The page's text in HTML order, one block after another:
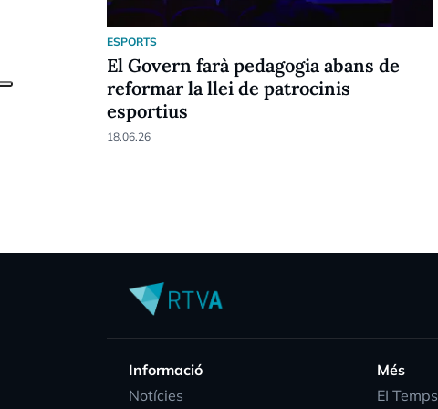
ESPORTS
El Govern farà pedagogia abans de
reformar la llei de patrocinis
esportius
18.06.26
Informació
Notícies
Més
EI Temps